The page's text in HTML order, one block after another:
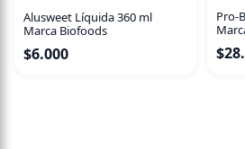
Alusweet Líquida 360 ml
Marca Biofoods
$6.000
Pro-
$